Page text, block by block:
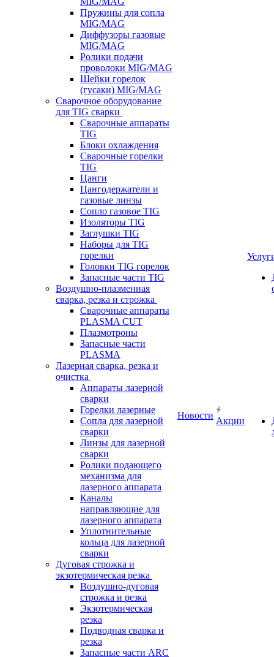
Пружины для сопла
MIG/MAG
Диффузоры газовые
MIG/MAG
Ролики подачи
проволоки MIG/MAG
Шейки горелок
(гусаки) MIG/MAG
Сварочное оборудование
для TIG сварки
Сварочные аппараты
TIG
Блоки охлаждения
Сварочные горелки
TIG
Цанги
Цангодержатели и
газовые линзы
Сопло газовое TIG
Изоляторы TIG
Заглушки TIG
Наборы для TIG
горелки
Головки TIG горелок
Запасные части TIG
Воздушно-плазменная
сварка, резка и строжка
Сварочные аппараты
PLASMA CUT
Плазмотроны
Запасные части
PLASMA
Лазерная сварка, резка и
очистка
Аппараты лазерной
сварки
Горелки лазерные
Сопла для лазерной
сварки
Линзы для лазерной
сварки
Ролики подающего
механизма для
лазерного аппарата
Каналы
направляющие для
лазерного аппарата
Уплотнительные
кольца для лазерной
сварки
Дуговая строжка и
экзотермическая резка
Воздушно-дуговая
строжка и резка
Экзотермическая
резка
Подводная сварка и
резка
Запасные части ARC
Новости
Акции